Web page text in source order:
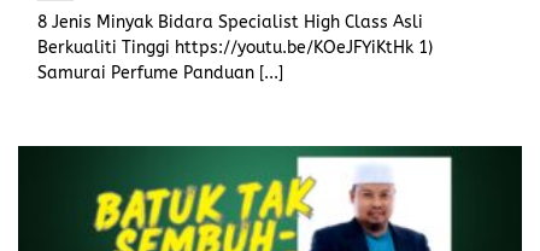
8 Jenis Minyak Bidara Specialist High Class Asli
Berkualiti Tinggi https://youtu.be/KOeJFYiKtHk 1)
Samurai Perfume Panduan [...]